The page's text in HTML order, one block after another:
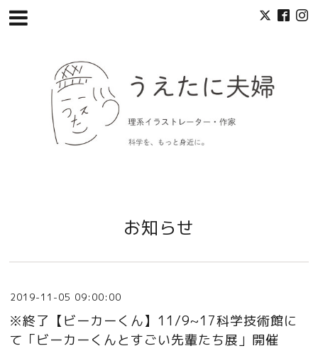
お知らせ
2019-11-05 09:00:00
※終了【ビーカーくん】11/9~17科学技術館に
て「ビーカーくんとすごい先輩たち展」開催